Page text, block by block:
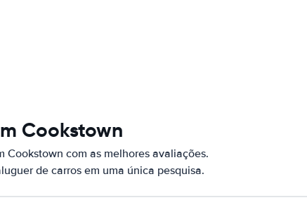
Cookstown
Cookstown com as melhores avaliações.
de carros em uma única pesquisa.